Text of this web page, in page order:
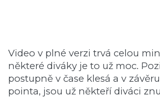
Video v plné verzi trvá celou
některé diváky je to už moc.
postupně v čase klesá a v
pointa, jsou už někteří diváci